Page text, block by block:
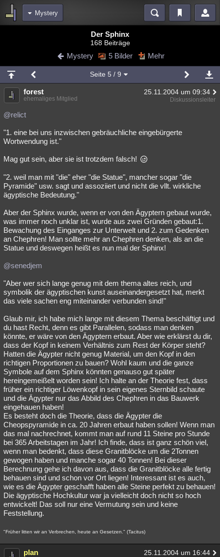
Mystery
Blogs Videos
Chat Wiki Neuigkeiten
meine Rubriken
Menschen Mystery Kriminalfälle
Spiritualität
Natur Umfragen Unterhaltung
weitere Rubriken
Philosophie Träume Orte Esoterik
Astronomie Helpdesk Gruppen Gaming Filme
Musik Verbesserungen
Übersichten
Besucht Teilgenommen Alle Neue Geschlossen
Lesenswert Schlüsselwörter
Der Sphinx
168 Beiträge
Mystery 5 Bilder Mehr
Seite 5 / 9
forest 25.11.2004 um 09:34
ehemaliges Mitglied Diskussionsleiter
@relict
"1. eine bei uns inzwischen gebräuchliche eingebürgerte
Wortwendung ist."
Mag gut sein, aber sie ist trotzdem falsch!
"2. weil man mit "die" eher "die Statue", mancher sogar "die
Pyramide" usw. sagt und assoziiert und nicht die vllt. wirkliche
ägyptische Bedeutung."
Aber der Sphinx wurde, wenn er von den Ägyptern gebaut wurde,
was immer noch unklar ist, wurde aus zwei Gründen gebaut:1.
Bewachung des Einganges zur Unterwelt und 2. zum Gedenken
an Chephren! Man sollte mehr an Chephren denken, als an die
Statue und deswegen heißt es nun mal der Sphinx!
@senedjem
"Aber wer sich lange genug mit dem thema altes reich, und
symbolik der ägyptischen kunst auseinandergesetzt hat, merkt
das viele sachen eng miteinander verbunden sind!"
Glaub mir, ich habe mich lange mit diesem Thema beschäftigt und
du hast Recht, denn es gibt Parallelen, sodass man denken
könnte, er wäre von den Ägyptern erbaut. Aber wie erklärst du dir,
dass der Kopf in keinem Verhältnis zum Rest der Körper steht?
Hatten die Ägypter nicht genug Material, um den Kopf in den
richtigen Proportionen zu bauen? Wohl kaum und die ganze
Symbole auf dem Sphinx könnten genauso gut später
hereingemeißelt worden sein! Ich halte an der Theorie fest, dass
früher ein richtiger Löwenkopf in sein eigenes Sternbild schaute
und die Ägypter nur das Abbild des Chephren in das Bauwerk
eingehauen haben!
Es besteht doch die Theorie, dass die Ägypter die
Cheopspyramide in ca. 20 Jahren erbaut haben sollen! Wenn man
das mal nachrechnet, kommt man auf rund 11 Steine pro Stunde
bei 365 Arbeitstagen im Jahr! Ich finde, dass ist ganz schön viel,
wenn man bedenkt, dass diese Granitblöcke um die 2Tonnen
gewogen haben und manche sogar 40 Tonnen! Bei dieser
Berechnung gehe ich davon aus, dass die Granitblöcke alle fertig
behauen sind und schon vor Ort liegen! Interessant ist es auch,
wie es die Ägypter geschafft haben alle Steine perfekt zu behauen!
Die ägyptische Hochkultur war ja vielleicht doch nicht so hoch
entwickelt! Das soll nur eine Vermutung sein und keine
Feststellung.
"Früher litten wir an Verbrechen, heute an Gesetzen." (Tacitus)
plan 25.11.2004 um 16:44